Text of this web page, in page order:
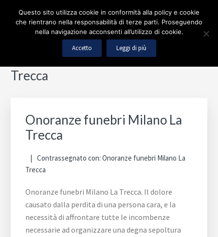
Menu
Onoranze funebri Milano La
Trecca
Onoranze funebri Milano La
Trecca
Contrassegnato con:Onoranze funebri Milano La
Trecca
Onoranze funebri Milano La Trecca. Il dolore
causato dalla perdita di una persona cara, e la
necessità di affrontare tutte le incombenze
necessarie ad organizzare una degna sepoltura
laterale
primaria
Questo sito utilizza cookie in conformità alla policy e cookie
che rientrano nella responsabilità di terze parti. Proseguendo
nella navigazione acconsenti all’utilizzo di cookie.
Accetto Leggi di più